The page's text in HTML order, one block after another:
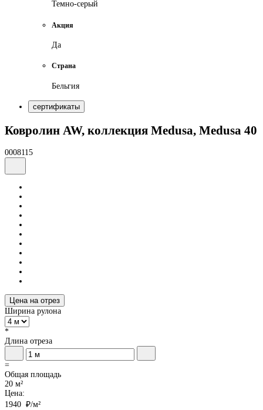
Темно-серый
Акция
Да
Страна
Бельгия
сертификаты
Ковролин AW, коллекция Medusa, Medusa 40
0008115
Цена на отрез
Ширина рулона
*
Длина отреза
=
Общая площадь
20 м²
Цена:
1940 ₽/м²